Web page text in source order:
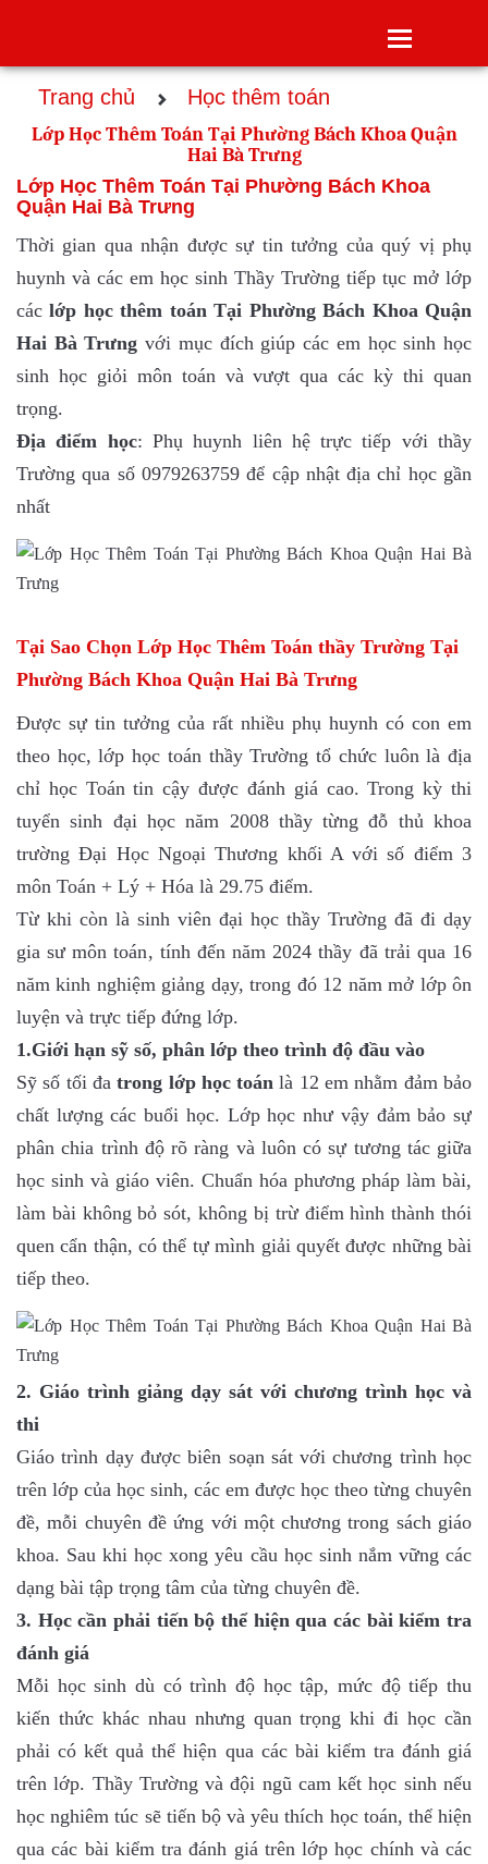
Toggle
Trang chủ
Học thêm toán
Lớp Học Thêm Toán Tại Phường Bách Khoa Quận
Hai Bà Trưng
Lớp Học Thêm Toán Tại Phường Bách Khoa
Quận Hai Bà Trưng
Thời gian qua nhận được sự tin tưởng của quý vị phụ
huynh và các em học sinh Thầy Trường tiếp tục mở lớp
cáclớp học thêm toán Tại Phường Bách Khoa Quận
Hai Bà Trưngvới mục đích giúp các em học sinh học
sinh học giỏi môn toán và vượt qua các kỳ thi quan
trọng.
Địa điểm học: Phụ huynh liên hệ trực tiếp với thầy
Trường qua số 0979263759 để cập nhật địa chỉ học gần
nhất
Tại Sao Chọn Lớp Học Thêm Toán thầy Trường Tại
Phường Bách Khoa Quận Hai Bà Trưng
Được sự tin tưởng của rất nhiều phụ huynh có con em
theo học, lớp học toán thầy Trường tổ chức luôn là địa
chỉ học Toán tin cậy được đánh giá cao. Trong kỳ thi
tuyển sinh đại học năm 2008 thầy từng đỗ thủ khoa
trường Đại Học Ngoại Thương khối A với số điểm 3
môn Toán + Lý + Hóa là 29.75 điểm.
Từ khi còn là sinh viên đại học thầy Trường đã đi dạy
gia sư môn toán, tính đến năm 2024 thầy đã trải qua 16
năm kinh nghiệm giảng dạy, trong đó 12 năm mở lớp ôn
luyện và trực tiếp đứng lớp.
1.Giới hạn sỹ số, phân lớp theo trình độ đầu vào
Sỹ số tối đatrong lớp học toánlà 12 em nhằm đảm bảo
chất lượng các buổi học. Lớp học như vậy đảm bảo sự
phân chia trình độ rõ ràng và luôn có sự tương tác giữa
học sinh và giáo viên. Chuẩn hóa phương pháp làm bài,
làm bài không bỏ sót, không bị trừ điểm hình thành thói
quen cẩn thận, có thể tự mình giải quyết được những bài
tiếp theo.
2. Giáo trình giảng dạy sát với chương trình học và
thi
Giáo trình dạy được biên soạn sát với chương trình học
trên lớp của học sinh, các em được học theo từng chuyên
đề, mỗi chuyên đề ứng với một chương trong sách giáo
khoa. Sau khi học xong yêu cầu học sinh nắm vững các
dạng bài tập trọng tâm của từng chuyên đề.
3. Học cần phải tiến bộ thể hiện qua các bài kiểm tra
đánh giá
Mỗi học sinh dù có trình độ học tập, mức độ tiếp thu
kiến thức khác nhau nhưng quan trọng khi đi học cần
phải có kết quả thể hiện qua các bài kiểm tra đánh giá
trên lớp. Thầy Trường và đội ngũ cam kết học sinh nếu
học nghiêm túc sẽ tiến bộ và yêu thích học toán, thể hiện
qua các bài kiểm tra đánh giá trên lớp học chính và các